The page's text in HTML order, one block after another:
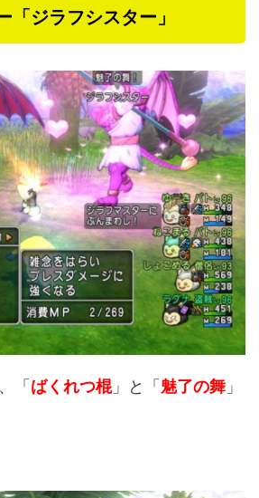
「ジラフシスター」
「ばくれつ棍」と「魅了の舞 」